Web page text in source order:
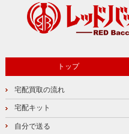
トップ
宅配買取の流れ
宅配キット
自分で送る